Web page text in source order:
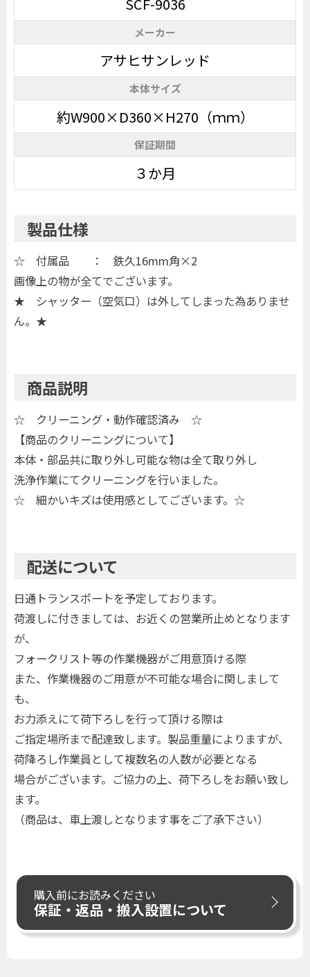
メーカー
アサヒサンレッド
本体サイズ
約W900×D360×H270（ｍｍ）
保証期間
３か月
製品仕様
☆ 付属品 ： 鉄久16mm角×2
画像上の物が全てでございます。
★ シャッター（空気口）は外してしまった為ありませ
ん。★
商品説明
☆ クリーニング・動作確認済み ☆
【商品のクリーニングについて】
本体・部品共に取り外し可能な物は全て取り外し
洗浄作業にてクリーニングを行いました。
☆ 細かいキズは使用感としてございます。☆
配送について
日通トランスポートを予定しております。
荷渡しに付きましては、お近くの営業所止めとなります
が、
フォークリスト等の作業機器がご用意頂ける際
また、作業機器のご用意が不可能な場合に関しまして
も、
お力添えにて荷下ろしを行って頂ける際は
ご指定場所まで配達致します。製品重量によりますが、
荷降ろし作業員として複数名の人数が必要となる
場合がございます。ご協力の上、荷下ろしをお願い致し
ます。
（商品は、車上渡しとなります事をご了承下さい）
購入前にお読みください
保証・返品・搬入設置について